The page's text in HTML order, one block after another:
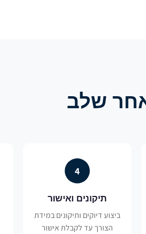
שלב
4
תיקונים ואישור
ביצוע דיוקים ותיקונים במידת
הצורך עד לקבלת אישור